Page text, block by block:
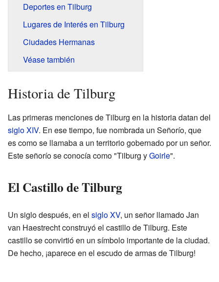
Deportes en Tilburg
Lugares de Interés en Tilburg
Ciudades Hermanas
Véase también
Historia de Tilburg
Las primeras menciones de Tilburg en la historia datan del
siglo XIV. En ese tiempo, fue nombrada un Señorío, que
es como se llamaba a un territorio gobernado por un señor.
Este señorío se conocía como "Tilburg yGoirle".
El Castillo de Tilburg
Un siglo después, en el siglo XV, un señor llamado Jan
van Haestrecht construyó el castillo de Tilburg. Este
castillo se convirtió en un símbolo importante de la ciudad.
De hecho, ¡aparece en el escudo de armas de Tilburg!